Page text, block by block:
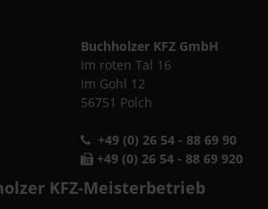
Buchholzer KFZ GmbH
Im roten Tal 16
Im Gohl 12
56751 Polch
+49 (0) 26 54 - 88 69 90
+49 (0) 26 54 - 88 69 920
KFZ-Meisterbetrieb